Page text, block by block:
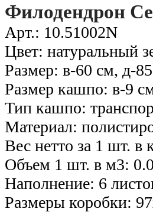
Филодендрон
Арт.: 10.51002N
Цвет: натуральный
Размер: в-60 см, д-
Размер кашпо: в-9
Тип кашпо:
Материал:
Вес нетто за 1 шт. в
Объем 1 шт. в м3:
Наполнение: 6
Размеры коробки: